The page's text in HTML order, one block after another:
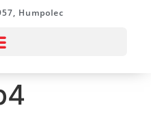
Humpolec